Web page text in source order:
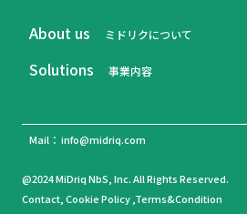
About us ミドリクについて
Solutions 事業内容
Mail： info@midriq.com
@2024 MiDriq NbS, Inc. All Rights Reserved.
Contact, Cookie Policy ,Terms&Condition